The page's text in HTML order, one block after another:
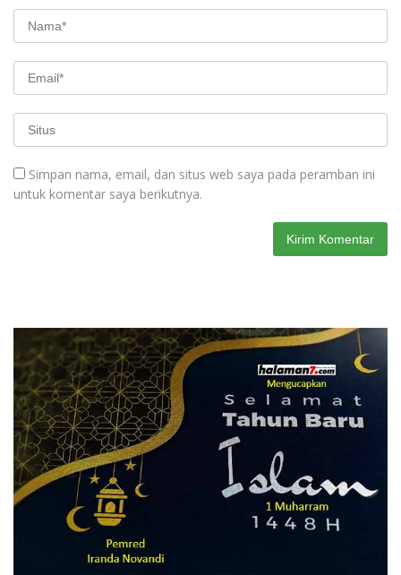
Simpan nama, email, dan situs web saya pada peramban ini
untuk komentar saya berikutnya.